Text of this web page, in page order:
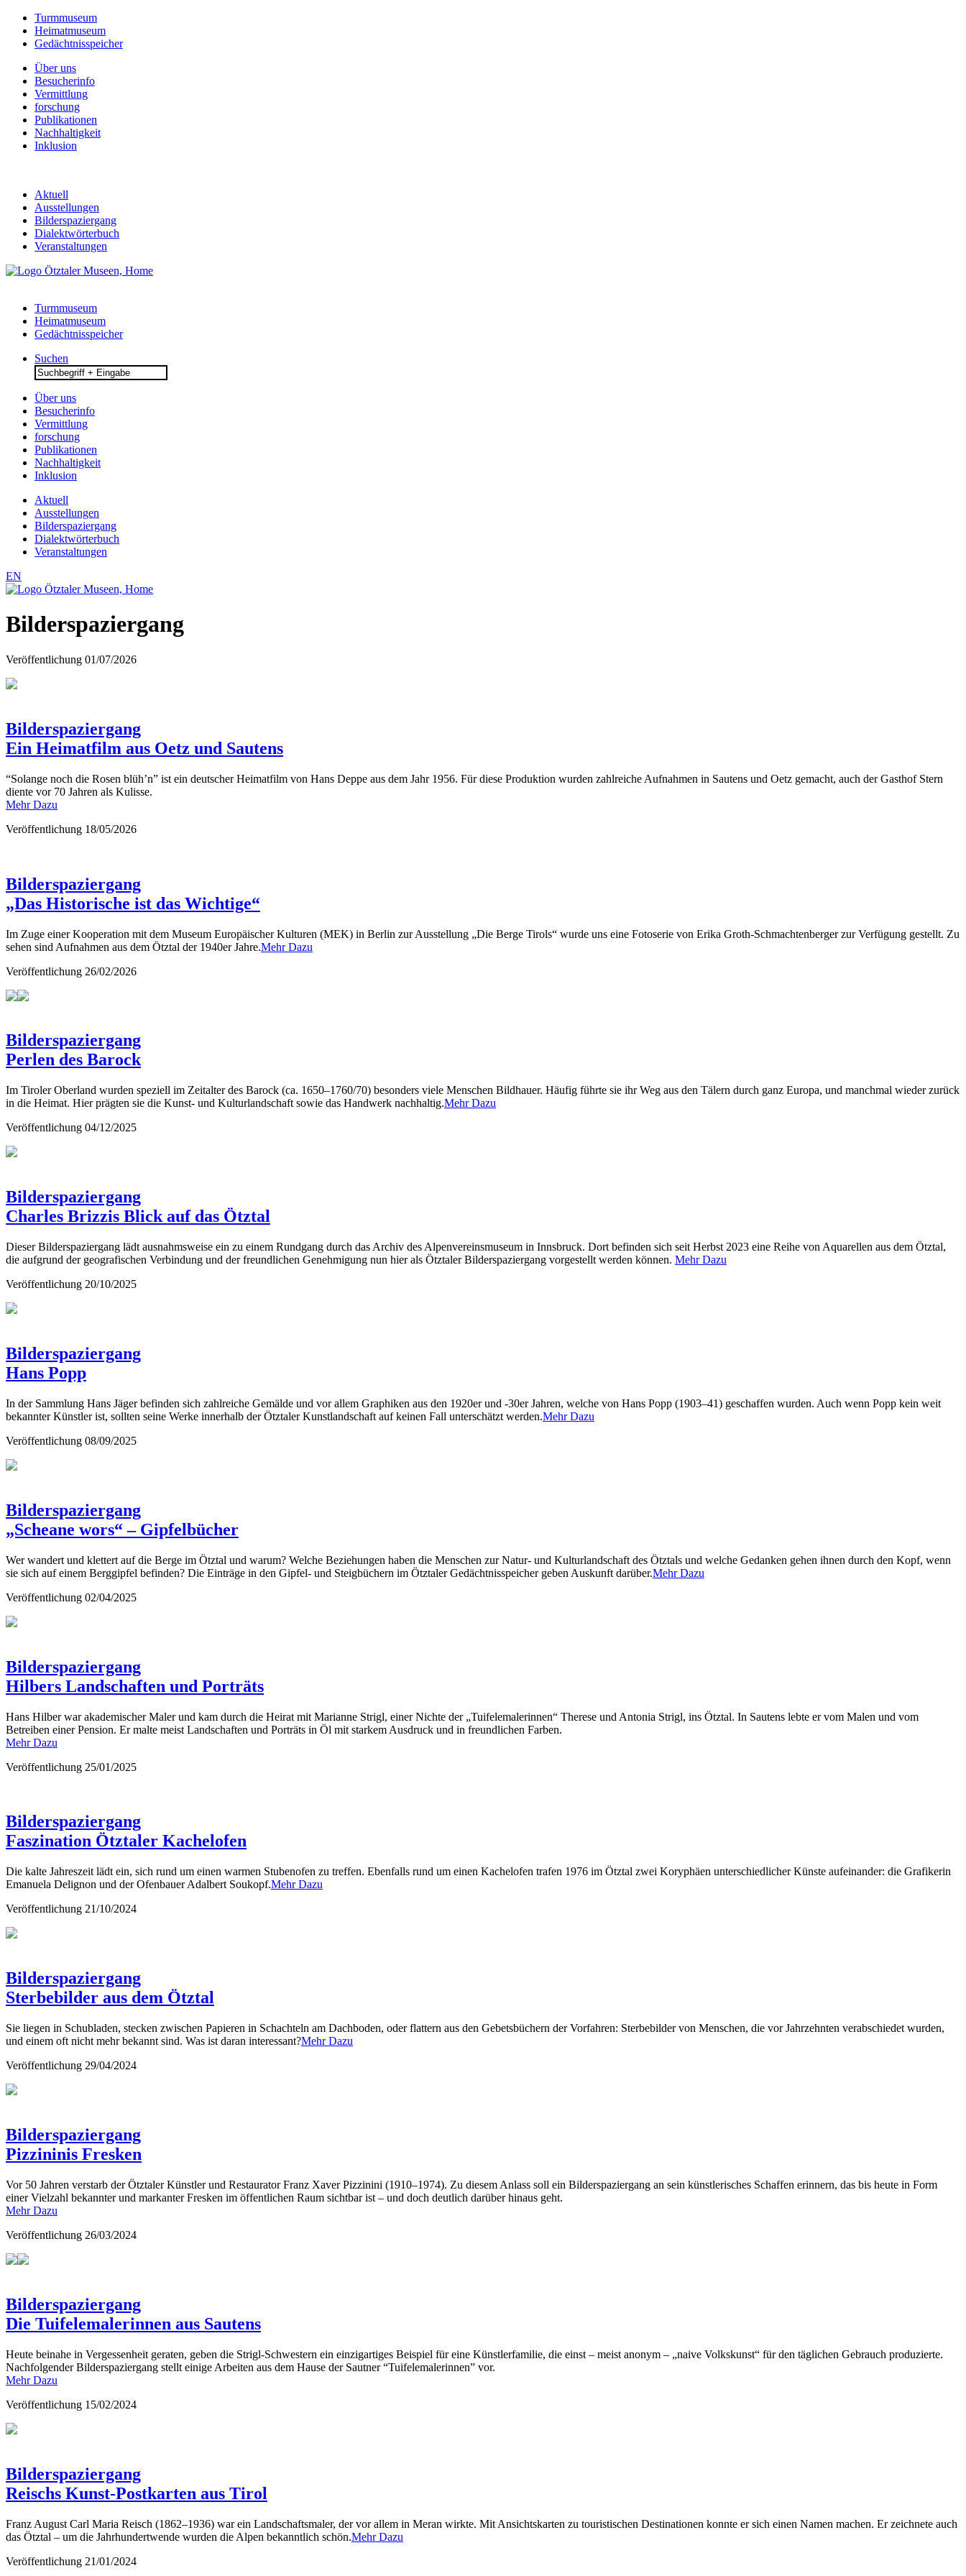
Turmmuseum
Heimatmuseum
Gedächtnisspeicher
Über uns
Besucherinfo
Vermittlung
forschung
Publikationen
Nachhaltigkeit
Inklusion
Aktuell
Ausstellungen
Bilderspaziergang
Dialektwörterbuch
Veranstaltungen
Turmmuseum
Heimatmuseum
Gedächtnisspeicher
Suchen
Search
for:
Über uns
Besucherinfo
Vermittlung
forschung
Publikationen
Nachhaltigkeit
Inklusion
Aktuell
Ausstellungen
Bilderspaziergang
Dialektwörterbuch
Veranstaltungen
EN
Bilderspaziergang
Veröffentlichung 01/07/2026
Bilderspaziergang
Ein Heimatfilm aus Oetz und Sautens
“Solange noch die Rosen blüh’n” ist ein deutscher Heimatfilm von Hans Deppe aus dem Jahr 1956. Für diese Produktion wurden zahlreiche Aufnahmen in Sautens und Oetz gemacht, auch der Gasthof Stern
diente vor 70 Jahren als Kulisse.
Mehr Dazu
Veröffentlichung 18/05/2026
Bilderspaziergang
„Das Historische ist das Wichtige“
Im Zuge einer Kooperation mit dem Museum Europäischer Kulturen (MEK) in Berlin zur Ausstellung „Die Berge Tirols“ wurde uns eine Fotoserie von Erika Groth-Schmachtenberger zur Verfügung gestellt. Zu
sehen sind Aufnahmen aus dem Ötztal der 1940er Jahre.Mehr Dazu
Veröffentlichung 26/02/2026
Bilderspaziergang
Perlen des Barock
Im Tiroler Oberland wurden speziell im Zeitalter des Barock (ca. 1650–1760/70) besonders viele Menschen Bildhauer. Häufig führte sie ihr Weg aus den Tälern durch ganz Europa, und manchmal wieder zurück
in die Heimat. Hier prägten sie die Kunst- und Kulturlandschaft sowie das Handwerk nachhaltig.Mehr Dazu
Veröffentlichung 04/12/2025
Bilderspaziergang
Charles Brizzis Blick auf das Ötztal
Dieser Bilderspaziergang lädt ausnahmsweise ein zu einem Rundgang durch das Archiv des Alpenvereinsmuseum in Innsbruck. Dort befinden sich seit Herbst 2023 eine Reihe von Aquarellen aus dem Ötztal,
die aufgrund der geografischen Verbindung und der freundlichen Genehmigung nun hier als Ötztaler Bilderspaziergang vorgestellt werden können. Mehr Dazu
Veröffentlichung 20/10/2025
Bilderspaziergang
Hans Popp
In der Sammlung Hans Jäger befinden sich zahlreiche Gemälde und vor allem Graphiken aus den 1920er und -30er Jahren, welche von Hans Popp (1903–41) geschaffen wurden. Auch wenn Popp kein weit
bekannter Künstler ist, sollten seine Werke innerhalb der Ötztaler Kunstlandschaft auf keinen Fall unterschätzt werden.Mehr Dazu
Veröffentlichung 08/09/2025
Bilderspaziergang
„Scheane wors“ – Gipfelbücher
Wer wandert und klettert auf die Berge im Ötztal und warum? Welche Beziehungen haben die Menschen zur Natur- und Kulturlandschaft des Ötztals und welche Gedanken gehen ihnen durch den Kopf, wenn
sie sich auf einem Berggipfel befinden? Die Einträge in den Gipfel- und Steigbüchern im Ötztaler Gedächtnisspeicher geben Auskunft darüber.Mehr Dazu
Veröffentlichung 02/04/2025
Bilderspaziergang
Hilbers Landschaften und Porträts
Hans Hilber war akademischer Maler und kam durch die Heirat mit Marianne Strigl, einer Nichte der „Tuifelemalerinnen“ Therese und Antonia Strigl, ins Ötztal. In Sautens lebte er vom Malen und vom
Betreiben einer Pension. Er malte meist Landschaften und Porträts in Öl mit starkem Ausdruck und in freundlichen Farben.
Mehr Dazu
Veröffentlichung 25/01/2025
Bilderspaziergang
Faszination Ötztaler Kachelofen
Die kalte Jahreszeit lädt ein, sich rund um einen warmen Stubenofen zu treffen. Ebenfalls rund um einen Kachelofen trafen 1976 im Ötztal zwei Koryphäen unterschiedlicher Künste aufeinander: die Grafikerin
Emanuela Delignon und der Ofenbauer Adalbert Soukopf.Mehr Dazu
Veröffentlichung 21/10/2024
Bilderspaziergang
Sterbebilder aus dem Ötztal
Sie liegen in Schubladen, stecken zwischen Papieren in Schachteln am Dachboden, oder flattern aus den Gebetsbüchern der Vorfahren: Sterbebilder von Menschen, die vor Jahrzehnten verabschiedet wurden,
und einem oft nicht mehr bekannt sind. Was ist daran interessant?Mehr Dazu
Veröffentlichung 29/04/2024
Bilderspaziergang
Pizzininis Fresken
Vor 50 Jahren verstarb der Ötztaler Künstler und Restaurator Franz Xaver Pizzinini (1910–1974). Zu diesem Anlass soll ein Bilderspaziergang an sein künstlerisches Schaffen erinnern, das bis heute in Form
einer Vielzahl bekannter und markanter Fresken im öffentlichen Raum sichtbar ist – und doch deutlich darüber hinaus geht.
Mehr Dazu
Veröffentlichung 26/03/2024
Bilderspaziergang
Die Tuifelemalerinnen aus Sautens
Heute beinahe in Vergessenheit geraten, geben die Strigl-Schwestern ein einzigartiges Beispiel für eine Künstlerfamilie, die einst – meist anonym – „naive Volkskunst“ für den täglichen Gebrauch produzierte.
Nachfolgender Bilderspaziergang stellt einige Arbeiten aus dem Hause der Sautner “Tuifelemalerinnen” vor.
Mehr Dazu
Veröffentlichung 15/02/2024
Bilderspaziergang
Reischs Kunst-Postkarten aus Tirol
Franz August Carl Maria Reisch (1862–1936) war ein Landschaftsmaler, der vor allem in Meran wirkte. Mit Ansichtskarten zu touristischen Destinationen konnte er sich einen Namen machen. Er zeichnete auch
das Ötztal – um die Jahrhundertwende wurden die Alpen bekanntlich schön.Mehr Dazu
Veröffentlichung 21/01/2024